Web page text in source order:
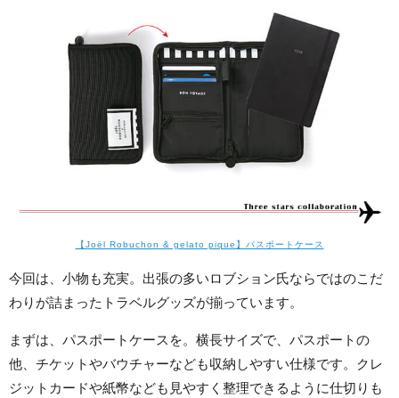
【Joël Robuchon & gelato pique】パスポートケース
今回は、小物も充実。出張の多いロブション氏ならではのこだ
わりが詰まったトラベルグッズが揃っています。
まずは、パスポートケースを。横長サイズで、パスポートの
他、チケットやバウチャーなども収納しやすい仕様です。クレ
ジットカードや紙幣なども見やすく整理できるように仕切りも